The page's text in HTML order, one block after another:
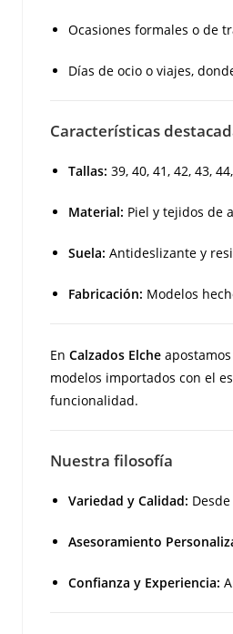
Ocasiones formales o de
Días de ocio o viajes,
Características
Tallas: 39, 40, 41, 42, 43,
Material: Piel y tejidos de
Suela: Antideslizante y
Fabricación: Modelos
En Calzados Elche
modelos importados con el
funcionalidad.
Nuestra filosofía
Variedad y Calidad:
Asesoramiento
Confianza y Experiencia: